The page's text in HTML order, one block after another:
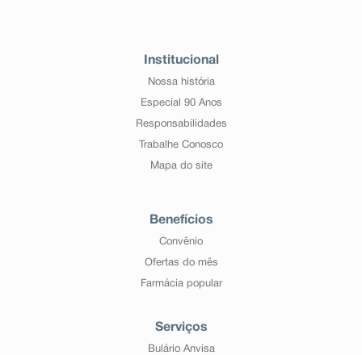
Institucional
Nossa história
Especial 90 Anos
Responsabilidades
Trabalhe Conosco
Mapa do site
Benefícios
Convênio
Ofertas do mês
Farmácia popular
Serviços
Bulário Anvisa